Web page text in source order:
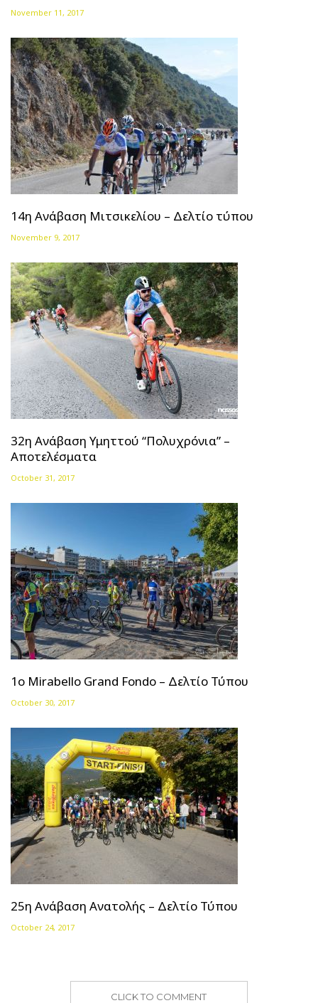
November 11, 2017
14η Ανάβαση Μιτσικελίου – Δελτίο τύπου
November 9, 2017
32η Ανάβαση Υμηττού “Πολυχρόνια” –
Αποτελέσματα
October 31, 2017
1o Mirabello Grand Fondo – Δελτίο Τύπου
October 30, 2017
25η Ανάβαση Ανατολής – Δελτίο Τύπου
October 24, 2017
CLICK TO COMMENT